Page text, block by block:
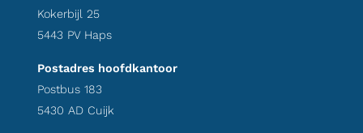
Kokerbijl 25
5443 PV Haps
Postadres hoofdkantoor
Postbus 183
5430 AD Cuijk